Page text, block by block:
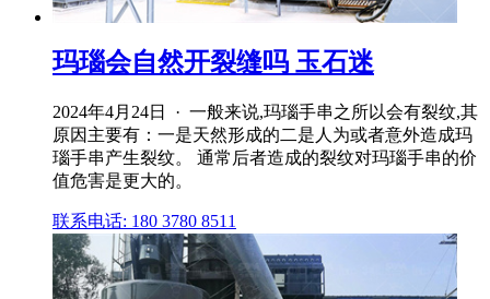
玛瑙会自然开裂缝吗 玉石迷
2024年4月24日 · 一般来说,玛瑙手串之所以会有裂纹,其
原因主要有：一是天然形成的二是人为或者意外造成玛
瑙手串产生裂纹。 通常后者造成的裂纹对玛瑙手串的价
值危害是更大的。
联系电话: 180 3780 8511